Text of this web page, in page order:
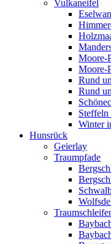
Vulkaneifel
Moore-
Moore-
Rund
Rund
Steffeln
Winter
Hunsrück
Geierlay
Traumpfade